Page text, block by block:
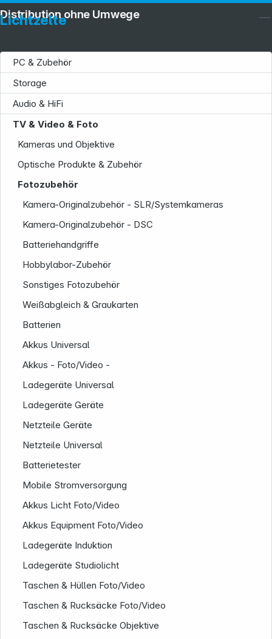
Lichtzelte
PC & Zubehör
Storage
Audio & HiFi
TV & Video & Foto
Kameras und Objektive
Optische Produkte & Zubehör
Fotozubehör
Kamera-Originalzubehör - SLR/Systemkameras
Kamera-Originalzubehör - DSC
Batteriehandgriffe
Hobbylabor-Zubehör
Sonstiges Fotozubehör
Weißabgleich & Graukarten
Batterien
Akkus Universal
Akkus - Foto/Video -
Ladegeräte Universal
Ladegeräte Geräte
Netzteile Geräte
Netzteile Universal
Batterietester
Mobile Stromversorgung
Akkus Licht Foto/Video
Akkus Equipment Foto/Video
Ladegeräte Induktion
Ladegeräte Studiolicht
Taschen & Hüllen Foto/Video
Taschen & Rucksäcke Foto/Video
Taschen & Rucksäcke Objektive
Distribution ohne Umwege
Service